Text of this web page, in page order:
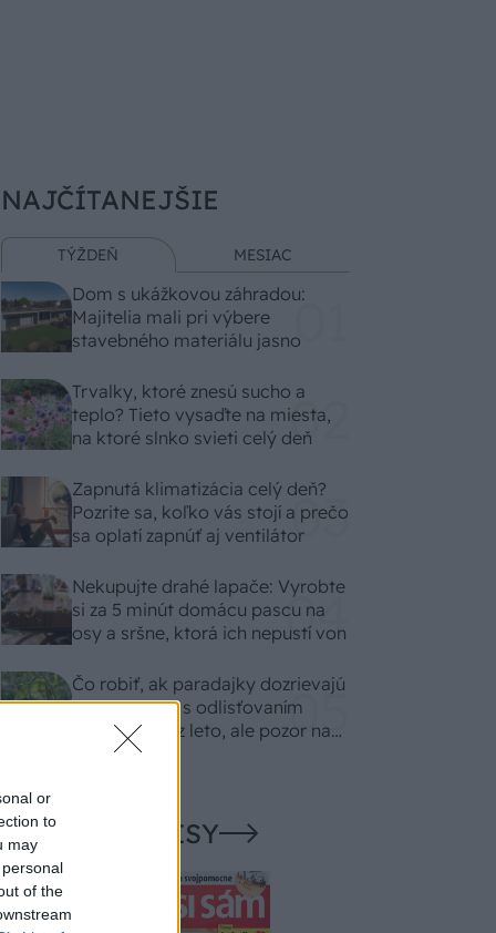
or
to
may
of the
NAJČÍTANEJŠIE
TÝŽDEŇ MESIAC
Dom s ukážkovou záhradou:
Majitelia mali pri výbere
stavebného materiálu jasno
Trvalky, ktoré znesú sucho a
teplo? Tieto vysaďte na miesta,
na ktoré slnko svieti celý deň
Zapnutá klimatizácia celý deň?
Pozrite sa, koľko vás stojí a prečo
sa oplatí zapnúť aj ventilátor
Nekupujte drahé lapače: Vyrobte
si za 5 minút domácu pascu na
osy a sršne, ktorá ich nepustí von
Čo robiť, ak paradajky dozrievajú
pomaly? Trik s odlisťovaním
funguje aj cez leto, ale pozor na
chyby
NAŠE ČASOPISY